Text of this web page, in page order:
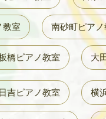
教室 南砂町ピアノ
橋ピアノ教室 大
日吉ピアノ教室 横